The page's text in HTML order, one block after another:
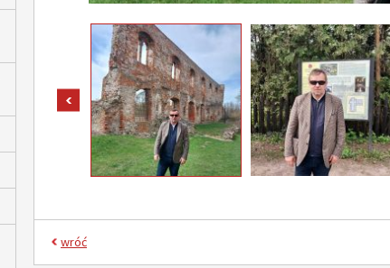
pokaż poprzednie zdjęcia
wróć